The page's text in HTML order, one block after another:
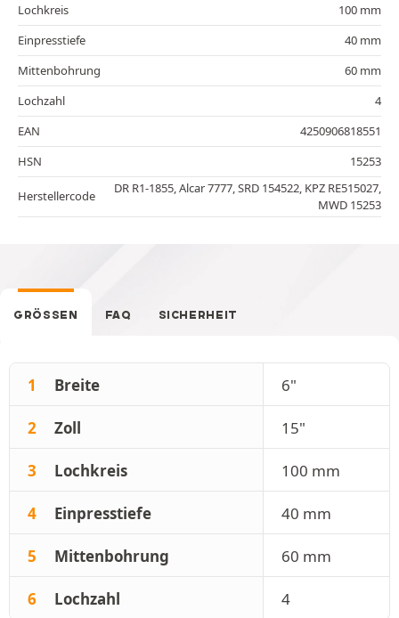
Lochkreis
100 mm
Einpresstiefe
40 mm
Mittenbohrung
60 mm
Lochzahl
4
EAN
4250906818551
HSN
15253
Herstellercode
DR R1-1855, Alcar 7777, SRD 154522, KPZ RE515027,
MWD 15253
GRÖSSEN FAQ SICHERHEIT
1 Breite 6"
2 Zoll 15"
3 Lochkreis 100 mm
4 Einpresstiefe 40 mm
5 Mittenbohrung 60 mm
6 Lochzahl 4